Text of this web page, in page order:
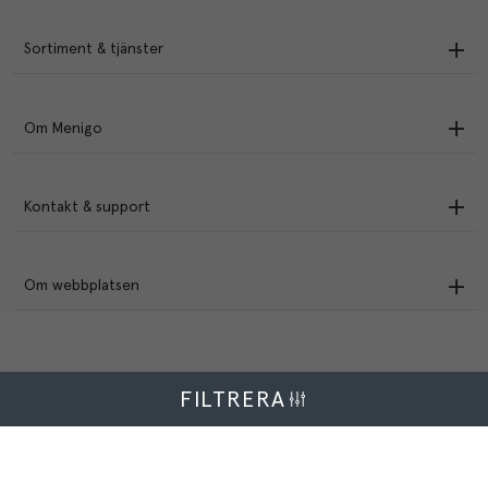
FILTRERA
Sortiment & tjänster
Om Menigo
Kontakt & support
Om webbplatsen
Menigo Foodservice AB